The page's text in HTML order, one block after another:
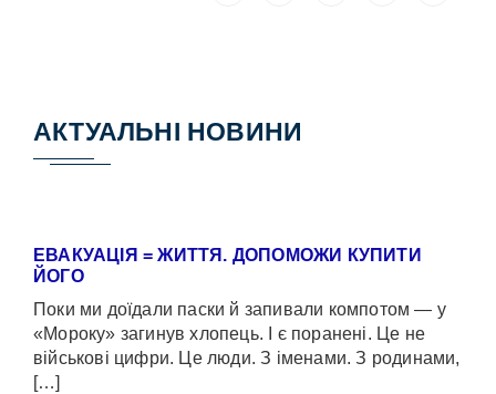
АКТУАЛЬНІ НОВИНИ
ЕВАКУАЦІЯ = ЖИТТЯ. ДОПОМОЖИ КУПИТИ
ЙОГО
Поки ми доїдали паски й запивали компотом — у
«Мороку» загинув хлопець. І є поранені. Це не
військові цифри. Це люди. З іменами. З родинами,
[…]